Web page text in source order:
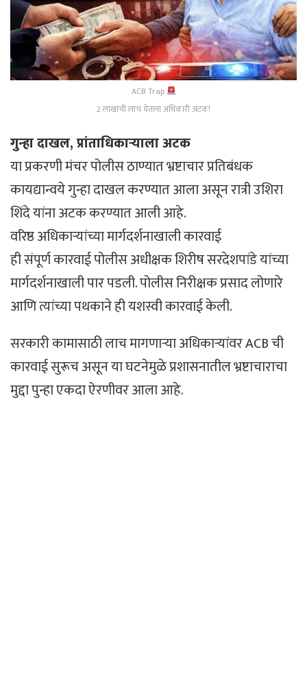
ACB Trap
2 लाखांची लाच घेताना अधिकारी अटक!
गुन्हा दाखल, प्रांताधिकाऱ्याला अटक
या प्रकरणी मंचर पोलीस ठाण्यात भ्रष्टाचार प्रतिबंधक
कायद्यान्वये गुन्हा दाखल करण्यात आला असून रात्री उशिरा
शिंदे यांना अटक करण्यात आली आहे.
वरिष्ठ अधिकाऱ्यांच्या मार्गदर्शनाखाली कारवाई
ही संपूर्ण कारवाई पोलीस अधीक्षक शिरीष सरदेशपांडे यांच्या
मार्गदर्शनाखाली पार पडली. पोलीस निरीक्षक प्रसाद लोणारे
आणि त्यांच्या पथकाने ही यशस्वी कारवाई केली.
सरकारी कामासाठी लाच मागणाऱ्या अधिकाऱ्यांवर ACB ची
कारवाई सुरूच असून या घटनेमुळे प्रशासनातील भ्रष्टाचाराचा
मुद्दा पुन्हा एकदा ऐरणीवर आला आहे.